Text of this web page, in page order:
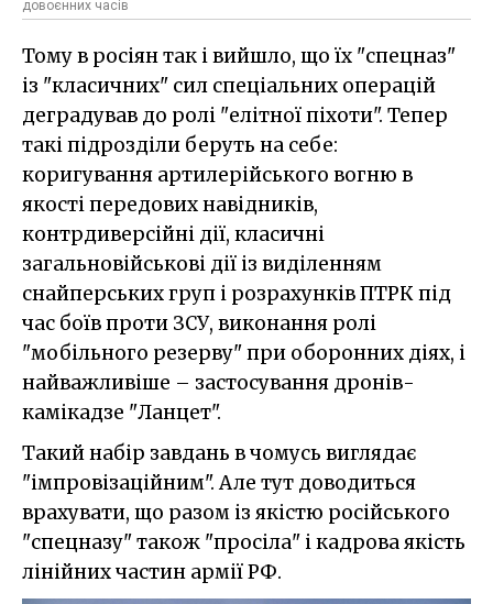
довоєнних часів
Тому в росіян так і вийшло, що їх "спецназ"
із "класичних" сил спеціальних операцій
деградував до ролі "елітної піхоти". Тепер
такі підрозділи беруть на себе:
коригування артилерійського вогню в
якості передових навідників,
контрдиверсійні дії, класичні
загальновійськові дії із виділенням
снайперських груп і розрахунків ПТРК під
час боїв проти ЗСУ, виконання ролі
"мобільного резерву" при оборонних діях, і
найважливіше – застосування дронів-
камікадзе "Ланцет".
Такий набір завдань в чомусь виглядає
"імпровізаційним". Але тут доводиться
врахувати, що разом із якістю російського
"спецназу" також "просіла" і кадрова якість
лінійних частин армії РФ.